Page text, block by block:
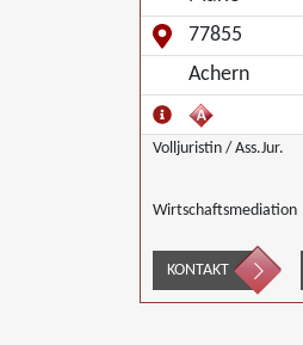
77855
Achern
Volljuristin / Ass.Jur.
Wirtschaftsmediation
KONTAKT